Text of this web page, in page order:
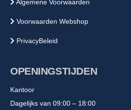
Algemene Voorwaarden
Voorwaarden Webshop
PrivacyBeleid
OPENINGSTIJDEN
Kantoor
Dagelijks van 09:00 – 18:00